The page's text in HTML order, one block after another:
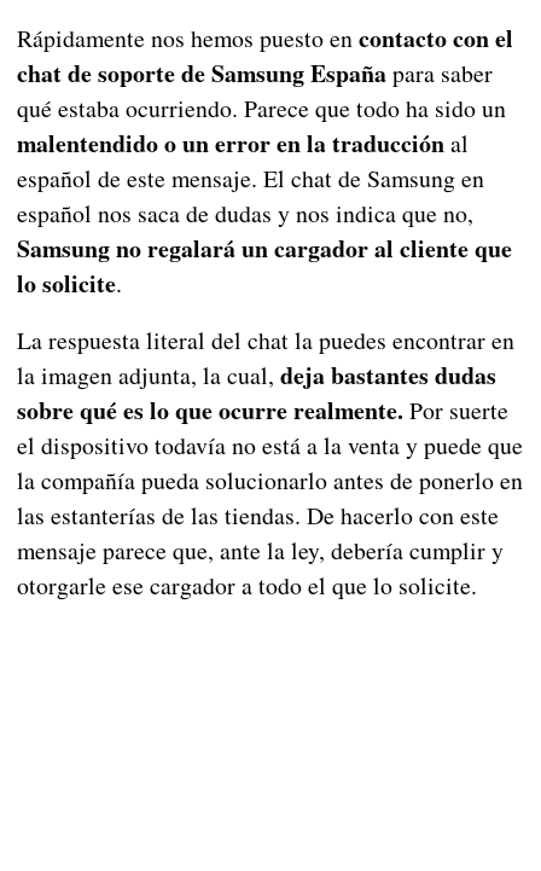
Rápidamente nos hemos puesto encontacto con el
chat de soporte de Samsung Españapara saber
qué estaba ocurriendo. Parece que todo ha sido un
malentendido o un error en la traducciónal
español de este mensaje. El chat de Samsung en
español nos saca de dudas y nos indica que no,
Samsung no regalará un cargador al cliente que
lo solicite.
La respuesta literal del chat la puedes encontrar en
la imagen adjunta, la cual, deja bastantes dudas
sobre qué es lo que ocurre realmente. Por suerte
el dispositivo todavía no está a la venta y puede que
la compañía pueda solucionarlo antes de ponerlo en
las estanterías de las tiendas. De hacerlo con este
mensaje parece que, ante la ley, debería cumplir y
otorgarle ese cargador a todo el que lo solicite.